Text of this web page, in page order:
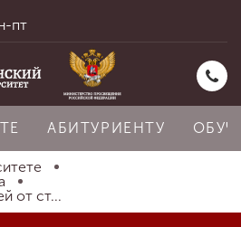
пт
АБИТУРИЕНТУ
от ст...